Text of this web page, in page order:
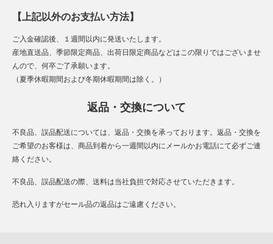
【上記以外のお支払い方法】
ご入金確認後、１週間以内に発送いたします。
産地直送品、季節限定商品、出荷日限定商品などはこの限りではございませ
んので、何卒ご了承願います。
（夏季休暇期間および冬期休暇期間は除く。）
返品・交換について
不良品、誤品配送については、返品・交換を承っております。返品・交換を
ご希望のお客様は、商品到着から一週間以内にメールかお電話にて必ずご連
絡ください。
不良品、誤品配送の際、送料は当社負担で対応させていただきます。
恐れ入りますがセール品の返品はご遠慮ください。